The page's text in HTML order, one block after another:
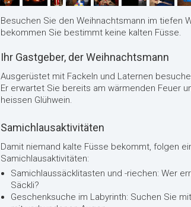
Besuchen Sie den Weihnachtsmann im tiefen
bekommen Sie bestimmt keine kalten Füsse.
Ihr Gastgeber, der Weihnachtsmann
Ausgerüstet mit Fackeln und Laternen
Er erwartet Sie bereits am wärmenden Feuer
heissen Glühwein.
Samichlausaktivitäten
Damit niemand kalte Füsse bekommt, folgen
Samichlausaktivitäten:
Samichlaussäcklitasten und -riechen: Wer
Säckli?
Geschenksuche im Labyrinth: Suchen Sie